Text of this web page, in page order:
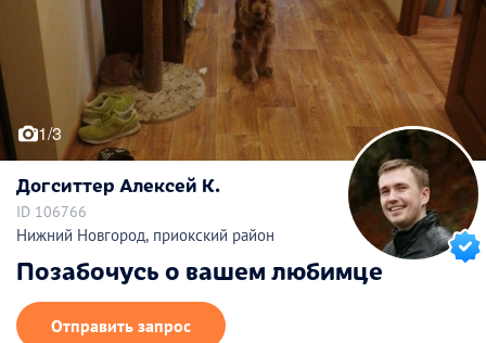
1/3
Догситтер Алексей К.
ID 106766
Нижний Новгород, приокский район
Позабочусь о вашем любимце
Отправить запрос